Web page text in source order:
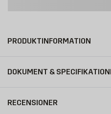
PRODUKTINFORMATION
DOKUMENT &
RECENSIONER